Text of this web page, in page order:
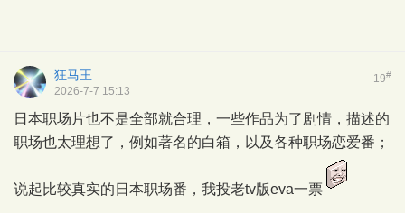
19#
狂马王
2026-7-7 15:13
日本职场片也不是全部就合理，一些作品为了剧情，描述的
职场也太理想了，例如著名的白箱，以及各种职场恋爱番；
说起比较真实的日本职场番，我投老tv版eva一票